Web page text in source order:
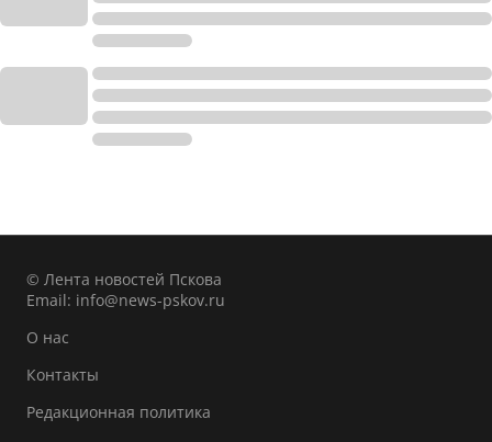
© Лента новостей Пскова
Email: info@news-pskov.ru
О нас
Контакты
Редакционная политика